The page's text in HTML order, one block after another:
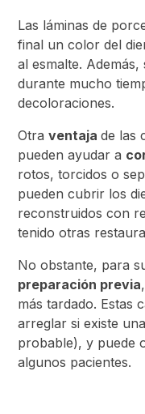
Las láminas de
final un color del
al esmalte.
durante mucho
decoloraciones.
Otraventajade las
pueden ayudar a
rotos, torcidos o
pueden cubrir los
reconstruidos con
tenido otras
No obstante, para
preparación previa
más tardado. Estas
arreglar si existe
probable), y puede
algunos pacientes.